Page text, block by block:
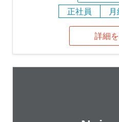
正社員
詳細